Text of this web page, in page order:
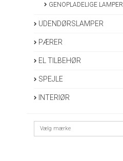
GENOPLADELIGE LAMPER
UDENDØRSLAMPER
PÆRER
EL TILBEHØR
SPEJLE
INTERIØR